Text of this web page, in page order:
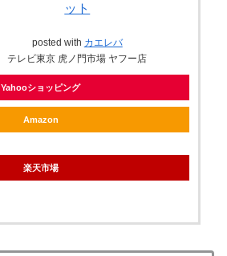
ット
posted with カエレバ
テレビ東京 虎ノ門市場 ヤフー店
Yahooショッピング
Amazon
楽天市場